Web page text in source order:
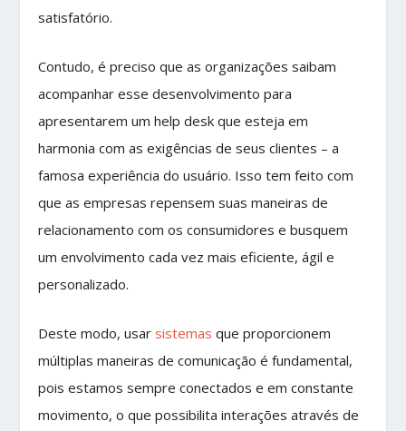
satisfatório.
Contudo, é preciso que as organizações saibam
acompanhar esse desenvolvimento para
apresentarem um help desk que esteja em
harmonia com as exigências de seus clientes – a
famosa experiência do usuário. Isso tem feito com
que as empresas repensem suas maneiras de
relacionamento com os consumidores e busquem
um envolvimento cada vez mais eficiente, ágil e
personalizado.
Deste modo, usarsistemas que proporcionem
múltiplas maneiras de comunicação é fundamental,
pois estamos sempre conectados e em constante
movimento, o que possibilita interações através de